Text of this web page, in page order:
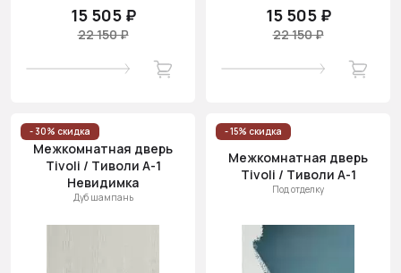
15 505 ₽
22 150 ₽
15 505 ₽
22 150 ₽
- 30% скидка
Межкомнатная дверь
Tivoli / Тиволи А-1
Невидимка
Дуб шампань
- 15% скидка
Межкомнатная дверь
Tivoli / Тиволи А-1
Под отделку